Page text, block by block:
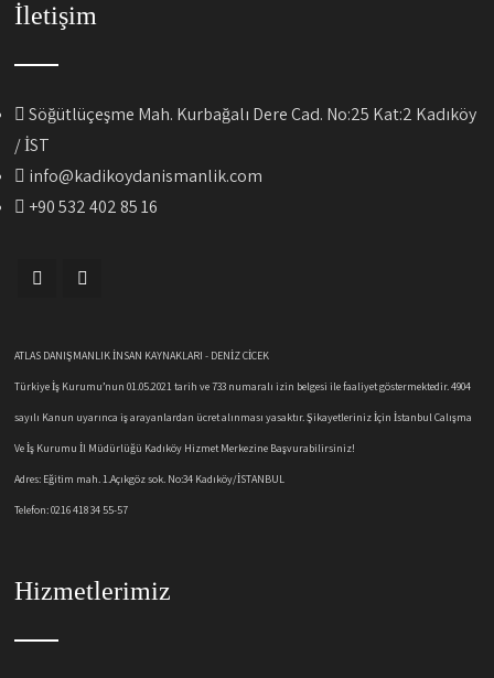
İletişim
Söğütlüçeşme Mah. Kurbağalı Dere Cad. No:25 Kat:2 Kadıköy
/ İST
info@kadikoydanismanlik.com
+90 532 402 85 16
ATLAS DANIŞMANLIK İNSAN KAYNAKLARI - DENİZ ÇİÇEK
Türkiye İş Kurumu’nun 01.05.2021 tarih ve 733 numaralı izin belgesi ile faaliyet göstermektedir. 4904
sayılı Kanun uyarınca iş arayanlardan ücret alınması yasaktır. Şikayetleriniz İçin İstanbul Çalışma
Ve İş Kurumu İl Müdürlüğü Kadıköy Hizmet Merkezine Başvurabilirsiniz!
Adres: Eğitim mah. 1.Açıkgöz sok. No:34 Kadıköy/İSTANBUL
Telefon: 0216 418 34 55-57
Hizmetlerimiz